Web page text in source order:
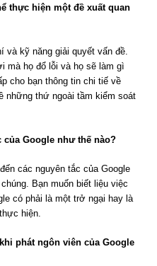
thực hiện một đề xuất quan
và kỹ năng giải quyết vấn đề.
mà họ đổ lỗi và họ sẽ làm gì
cho bạn thông tin chi tiế về
những thứ ngoài tầm kiểm soát
của Google như thế nào?
các nguyên tắc của Google
Bạn muốn biết liệu việc
có phải là một trở ngại hay là
hiện.
phát ngôn viên của Google